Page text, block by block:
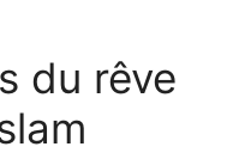
du rêve